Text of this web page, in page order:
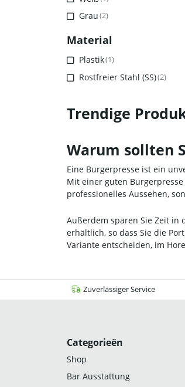
Grau(2)
Material
Plastik(1)
Rostfreier Stahl (SS)(2)
Trendige
Warum sollten
Eine Burgerpresse ist ein
Mit einer guten
professionelles Aussehen,
Außerdem sparen Sie Zeit in
erhältlich, so dass Sie die
Variante entscheiden, im
Zuverlässiger Service
Categorieën
Shop
Bar Ausstattung